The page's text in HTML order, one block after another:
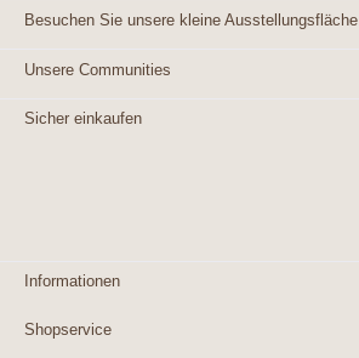
Besuchen Sie unsere kleine Ausstellungsfläche
Unsere Communities
Sicher einkaufen
Informationen
Shopservice